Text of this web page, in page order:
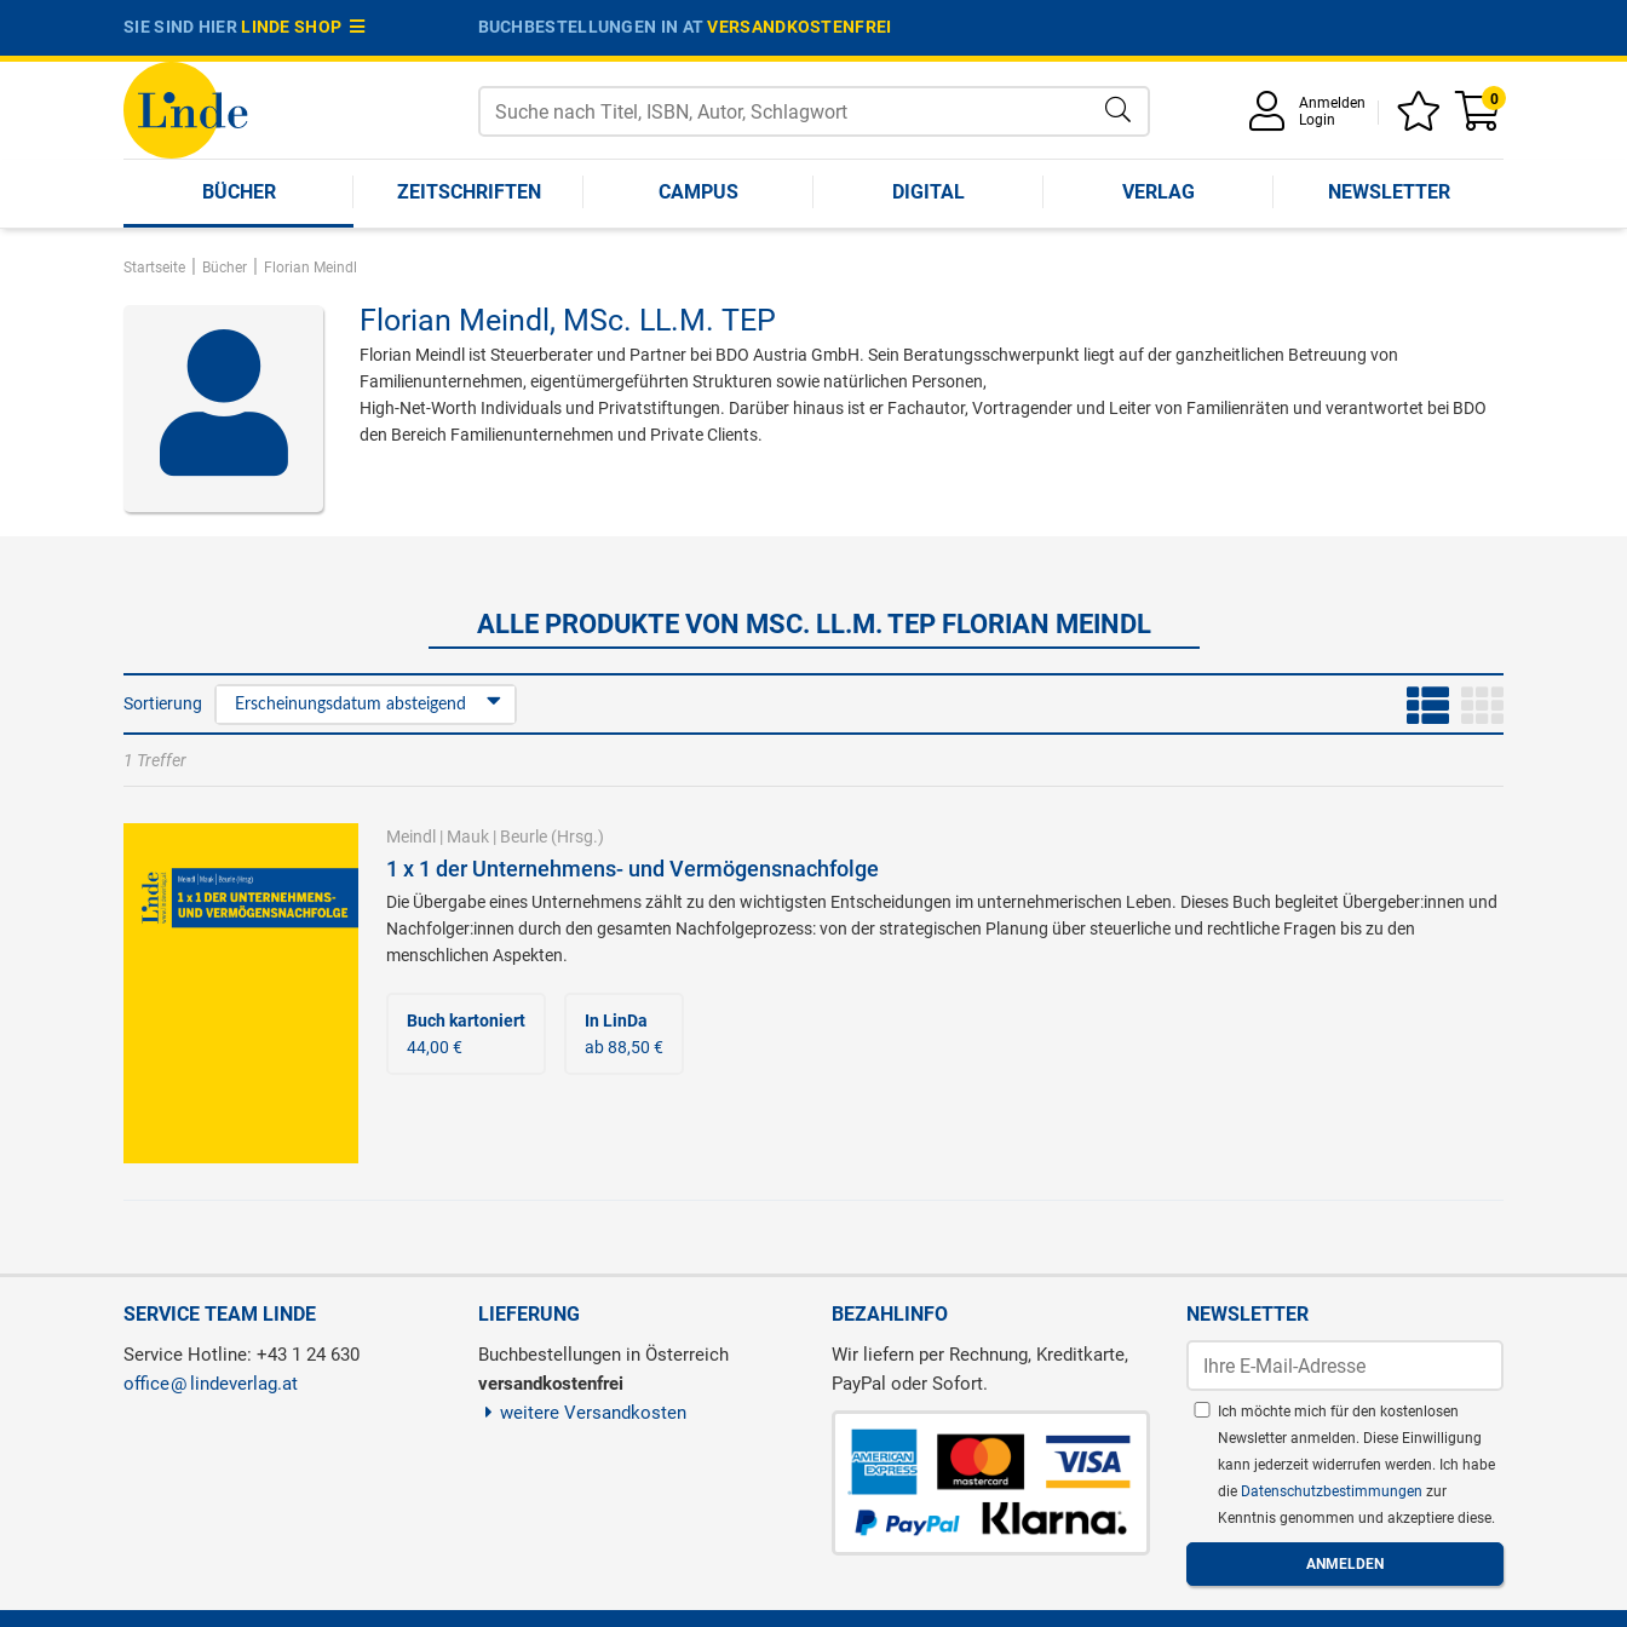
SIE SIND HIERLINDE SHOP BUCHBESTELLUNGEN IN ATVERSANDKOSTENFREI
Anmelden
Login
0
BÜCHER ZEITSCHRIFTEN CAMPUS DIGITAL VERLAG NEWSLETTER
Startseite | Bücher | Florian Meindl
Florian Meindl, MSc. LL.M. TEP
Florian Meindl ist Steuerberater und Partner bei BDO Austria GmbH. Sein Beratungsschwerpunkt liegt auf der ganzheitlichen Betreuung von
Familienunternehmen, eigentümergeführten Strukturen sowie natürlichen Personen,
High-Net-Worth Individuals und Privatstiftungen. Darüber hinaus ist er Fachautor, Vortragender und Leiter von Familienräten und verantwortet bei BDO
den Bereich Familienunternehmen und Private Clients.
ALLE PRODUKTE VON MSC. LL.M. TEP FLORIAN MEINDL
Sortierung Erscheinungsdatum absteigend
1 Treffer
Meindl | Mauk| Beurle(Hrsg.)
1 x 1 der Unternehmens- und Vermögensnachfolge
Die Übergabe eines Unternehmens zählt zu den wichtigsten Entscheidungen im unternehmerischen Leben. Dieses Buch begleitet Übergeber:innen und
Nachfolger:innen durch den gesamten Nachfolgeprozess: von der strategischen Planung über steuerliche und rechtliche Fragen bis zu den
menschlichen Aspekten.
Buch kartoniert
44,00 €
In LinDa
ab 88,50 €
SERVICE TEAM LINDE
Service Hotline: +43 1 24 630
office
lindeverlag.at
LIEFERUNG
Buchbestellungen in Österreich
versandkostenfrei
weitere Versandkosten
BEZAHLINFO
Wir liefern per Rechnung, Kreditkarte,
PayPal oder Sofort.
NEWSLETTER
Ich möchte mich für den kostenlosen
Newsletter anmelden. Diese Einwilligung
kann jederzeit widerrufen werden. Ich habe
die Datenschutzbestimmungen zur
Kenntnis genommen und akzeptiere diese.